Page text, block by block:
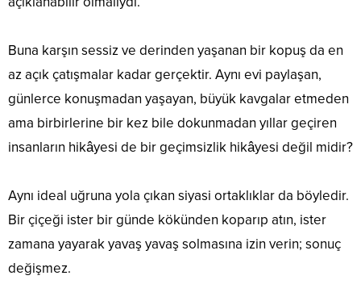
Buna karşın sessiz ve derinden yaşanan bir kopuş da en
az açık çatışmalar kadar gerçektir. Aynı evi paylaşan,
günlerce konuşmadan yaşayan, büyük kavgalar etmeden
ama birbirlerine bir kez bile dokunmadan yıllar geçiren
insanların hikâyesi de bir geçimsizlik hikâyesi değil midir?
Aynı ideal uğruna yola çıkan siyasi ortaklıklar da böyledir.
Bir çiçeği ister bir günde kökünden koparıp atın, ister
zamana yayarak yavaş yavaş solmasına izin verin; sonuç
değişmez.